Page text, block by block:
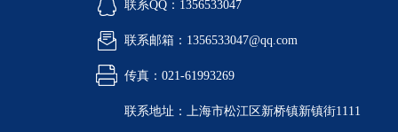
联系QQ：1356533047
联系邮箱：1356533047@qq.com
传真：021-61993269
联系地址：上海市松江区新桥镇新镇街1111